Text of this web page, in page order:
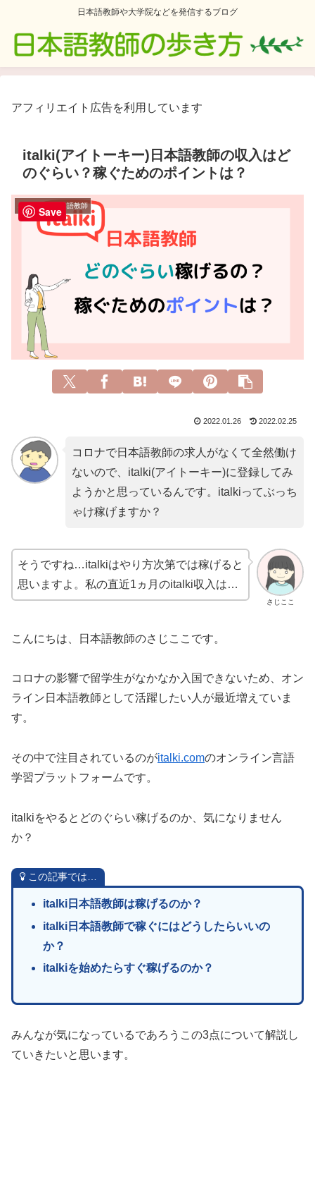
日本語教師や大学院などを発信するブログ
アフィリエイト広告を利用しています
italki(アイトーキー)日本語教師の収入はど
のぐらい？稼ぐためのポイントは？
オンライン日本語教師
2022.01.26 2022.02.25
コロナで日本語教師の求人がなくて全然働け
ないので、italki(アイトーキー)に登録してみ
ようかと思っているんです。italkiってぶっち
ゃけ稼げますか？
さじここ
そうですね…italkiはやり方次第では稼げると
思いますよ。私の直近1ヵ月のitalki収入は…
こんにちは、日本語教師のさじここです。
コロナの影響で留学生がなかなか入国できないため、オン
ライン日本語教師として活躍したい人が最近増えていま
す。
その中で注目されているのがitalki.comのオンライン言語
学習プラットフォームです。
italkiをやるとどのぐらい稼げるのか、気になりません
か？
この記事では…
italki日本語教師は稼げるのか？
italki日本語教師で稼ぐにはどうしたらいいの
か？
italkiを始めたらすぐ稼げるのか？
みんなが気になっているであろうこの3点について解説し
ていきたいと思います。
Save